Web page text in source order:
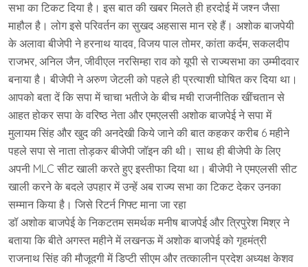
सभा का टिकट दिया है। इस बात की खबर मिलते ही हरदोई में जश्न जैसा
माहौल है। लोग इसे परिवर्तन का सुखद अहसास मान रहे हैं। अशोक बाजपेयी
के अलावा बीजेपी ने हरनाथ यादव, विजय पाल तोमर, कांता कर्दम, सकलदीप
राजभर, अनिल जैन, जीवीएल नरसिम्हा राव को यूपी से राज्यसभा का उम्मीदवार
बनाया है। बीजेपी ने अरुण जेटली को पहले ही प्रत्याशी घोषित कर दिया था।
आपको बता दें कि सपा में चाचा भतीजे के बीच मची राजनीतिक खींचतान से
आहत होकर सपा के वरिष्ठ नेता और एमएलसी अशोक बाजपेई ने सपा में
मुलायम सिंह और खुद की अनदेखी किये जाने की बात कहकर करीब 6 महीने
पहले सपा से नाता तोड़कर बीजेपी जॉइन की थी। साथ ही बीजेपी के लिए
अपनी MLC सीट खाली करते हुए इस्तीफा दिया था। बीजेपी ने एमएलसी सीट
खाली करने के बदले उपहार में उन्हें अब राज्य सभा का टिकट देकर उनका
सम्मान किया है। जिसे रिटर्न गिफ्ट माना जा रहा
डॉ अशोक बाजपेई के निकटतम समर्थक मनीष बाजपेई और त्रिपुरेश मिश्र ने
बताया कि बीते अगस्त महीने में लखनऊ में अशोक बाजपेई को गृहमंत्री
राजनाथ सिंह की मौजूदगी में डिप्टी सीएम और तत्कालीन प्रदेश अध्यक्ष केशव